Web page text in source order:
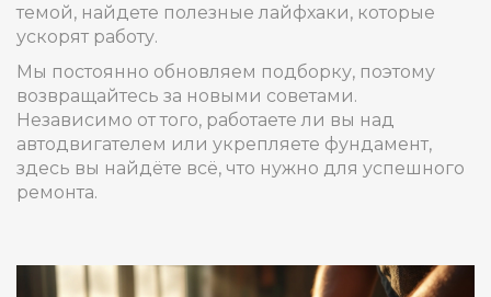
темой, найдете полезные лайфхаки, которые
ускорят работу.
Мы постоянно обновляем подборку, поэтому
возвращайтесь за новыми советами.
Независимо от того, работаете ли вы над
автодвигателем или укрепляете фундамент,
здесь вы найдёте всё, что нужно для успешного
ремонта.